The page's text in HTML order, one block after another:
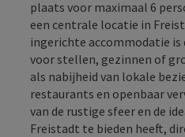
plaats voor maximaal 6
een centrale locatie in
ingerichte accommodatie
voor stellen, gezinnen of
als nabijheid van lokale
restaurants en openbaar
van de rustige sfeer en de
Freistadt te bieden heeft,